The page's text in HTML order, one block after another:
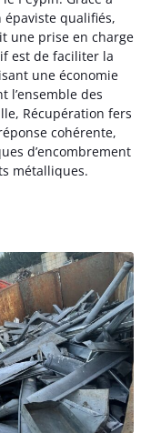
épaviste qualifiés,
une prise en charge
est de faciliter la
une économie
l’ensemble des
Récupération fers
cohérente,
d’encombrement
métalliques.